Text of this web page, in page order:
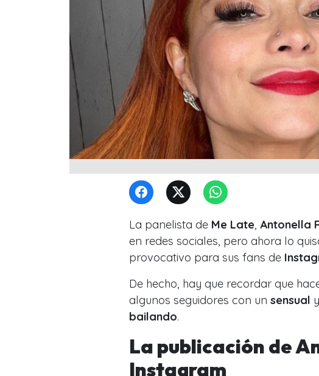
La panelista de Me Late Antonella
en redes sociales, pero ahora lo
provocativo para sus fans de
De hecho, hay que recordar que
algunos seguidores con un sensual
bailando.
La publicación de
Instagram